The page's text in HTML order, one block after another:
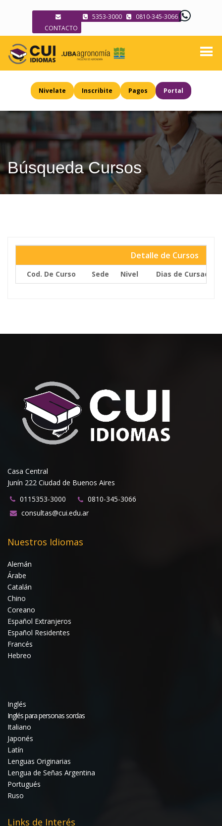
CONTACTO
5353-3000 0810-345-3066
Nivelate Inscribite Pagos Portal
Búsqueda Cursos
Detalle de Cursos
Cod. De Curso Sede Nivel Dias de Cursada
Casa Central
Junín 222 Ciudad de Buenos Aires
0115353-3000
0810-345-3066
consultas@cui.edu.ar
Nuestros Idiomas
Alemán
Árabe
Catalán
Chino
Coreano
Español Extranjeros
Español Residentes
Francés
Hebreo
Inglés
Inglés para personas sordas
Italiano
Japonés
Latín
Lenguas Originarias
Lengua de Señas Argentina
Portugués
Ruso
Links de Interés